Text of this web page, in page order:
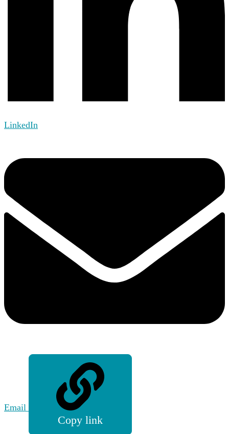
LinkedIn
Email
Copy link